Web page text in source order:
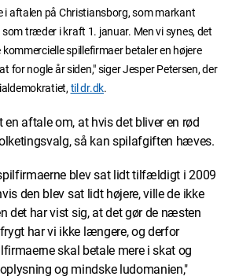
i aftalen på Christiansborg, som markant
træder i kraft 1. januar. Men vi synes, det
spillefirmaer betaler en højere
for nogle år siden," siger Jesper Petersen, der
til dr.dk.
en aftale om, at hvis det bliver en rød
så kan spilafgiften hæves.
blev sat lidt tilfældigt i 2009
den blev sat lidt højere, ville de ikke
det har vist sig, at det gør de næsten
har vi ikke længere, og derfor
skal betale mere i skat og
og mindske ludomanien,"